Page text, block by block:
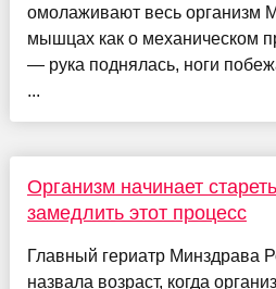
омолаживают весь организм
мышцах как о механическом
— рука поднялась, ноги
...
Организм начинает
замедлить этот процесс
Главный гериатр Минздрава
назвала возраст, когда